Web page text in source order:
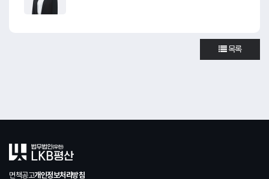
목록
면책공고개인정보처리방침